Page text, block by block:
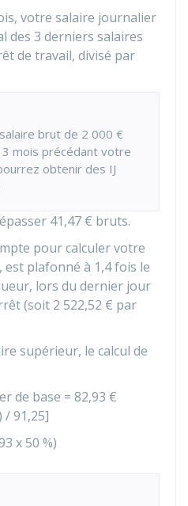
votre salaire journalier
des 3 derniers salaires
de travail, divisé par
brut de 2 000 €
mois précédant votre
obtenir des IJ
41,47 € bruts.
pour calculer votre
plafonné à 1,4 fois le
lors du dernier jour
(soit 2 522,52 € par
supérieur, le calcul de
de base = 82,93 €
/91,25]
x50 %)